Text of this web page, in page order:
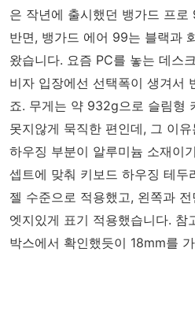
은 작년에 출시했던 뱅가드 프로
반면, 뱅가드 에어 99는 블랙과
왔습니다. 요즘 PC를 놓는 데스
비자 입장에선 선택폭이 생겨서
죠. 무게는 약 932g으로 슬림형
못지않게 묵직한 편인데, 그 이
하우징 부분이 알루미늄 소재이
셉트에 맞춰 키보드 하우징 테두
젤 수준으로 적용했고, 왼쪽과
엣지있게 표기 적용했습니다. 참
박스에서 확인했듯이 18mm를